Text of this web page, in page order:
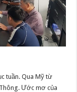
tuần. Qua Mỹ từ
Ước mơ của